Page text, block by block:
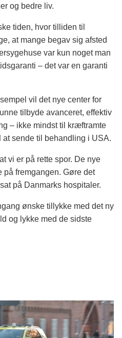
og bedre liv.
tiden, hvor tilliden til
at mange begav sig afsted
var kun noget man
– det var en garanti
vil det nye center for
tilbyde avanceret, effektiv
– ikke mindst til kræftramte
at sende til behandling i USA.
vi er på rette spor. De nye
på fremgangen. Gøre det
på Danmarks hospitaler.
ønske tillykke med det ny
og lykke med de sidste